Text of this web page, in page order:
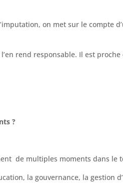
on met sur le compte
l’en rend responsable. Il est
?
de multiples moments dans le
la gouvernance, la gestion